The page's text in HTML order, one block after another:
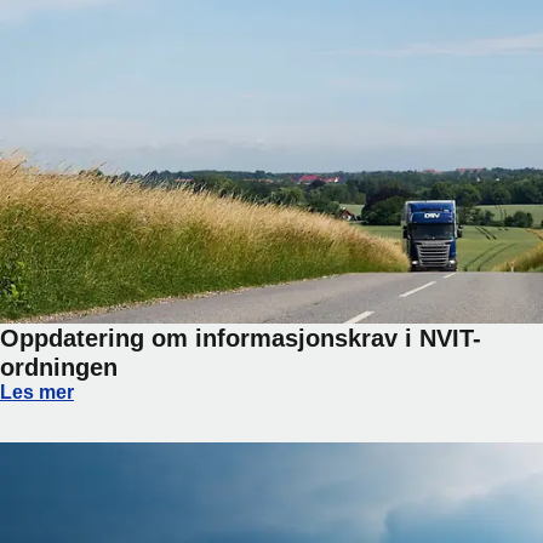
Oppdatering om informasjonskrav i NVIT-
ordningen
Oppdatering om informasjonskrav i NVIT-ordningen
Les mer